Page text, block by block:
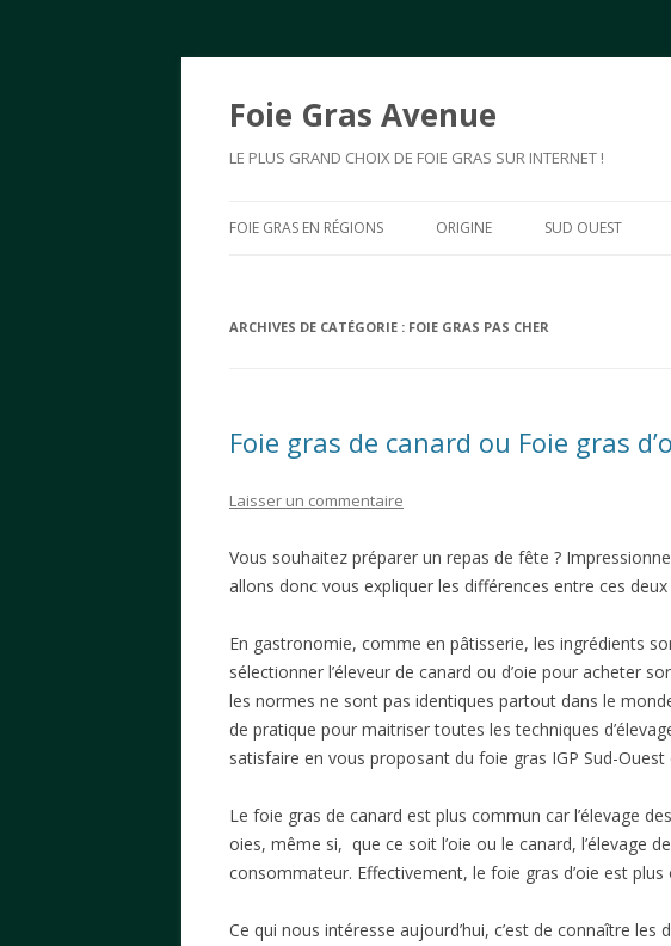
Foie Gras Avenue
LE PLUS GRAND CHOIX DE FOIE GRAS SUR INTERNET !
FOIE GRAS EN RÉGIONS ORIGINE SUD OUEST
ARCHIVES DE CATÉGORIE : FOIE GRAS PAS CHER
Foie gras de canard ou Foie gras
Laisser un commentaire
Vous souhaitez préparer un repas de fête ?
allons donc vous expliquer les différences entre ces
En gastronomie, comme en pâtisserie, les ingrédients
sélectionner l’éleveur de canard ou d’oie pour acheter
les normes ne sont pas identiques partout dans le
de pratique pour maitriser toutes les techniques
satisfaire en vous proposant du foie gras IGP Sud-
Le foie gras de canard est plus commun car l’élevage
oies, même si, que ce soit l’oie ou le canard, l’élevage
consommateur. Effectivement, le foie gras d’oie est plus
Ce qui nous intéresse aujourd’hui, c’est de connaître